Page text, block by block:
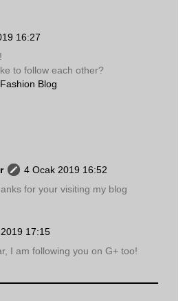
16:27
to follow each other?
Blog
4 Ocak 2019 16:52
for your visiting my blog
17:15
I am following you on G+ too!